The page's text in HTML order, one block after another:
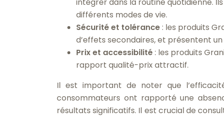
intégrer dans la routine quotidienne.
différents modes de vie.
Sécurité et tolérance: les produits
d’effets secondaires, et présentent
Prix et accessibilité: les produits
rapport qualité-prix attractif.
Il est important de noter que
consommateurs ont rapporté une
résultats significatifs. Il est crucial de